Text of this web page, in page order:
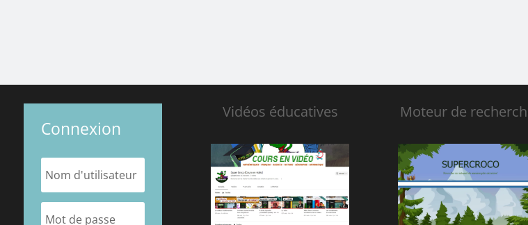
Connexion
Vidéos éducatives Moteur de